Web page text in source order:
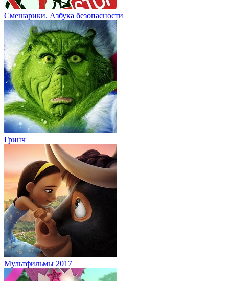
Смешарики. Азбука безопасности
Гринч
Мультфильмы 2017